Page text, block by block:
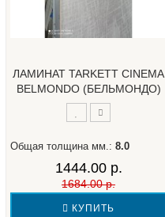
ЛАМИНАТ TARKETT CINEMA
BELMONDO (БЕЛЬМОНДО)
Общая толщина мм.: 8.0
1444.00 р.
1684.00 р.
КУПИТЬ